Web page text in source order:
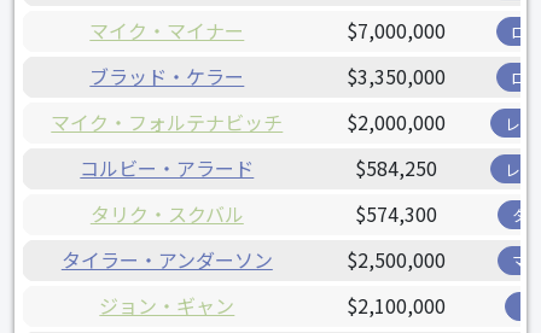
マイク・マイナー $7,000,000 ロ
ブラッド・ケラー $3,350,000 ロ
マイク・フォルテナビッチ $2,000,000 レ
コルビー・アラード $584,250 レ
タリク・スクバル $574,300 タ
タイラー・アンダーソン $2,500,000 マ
ジョン・ギャン $2,100,000